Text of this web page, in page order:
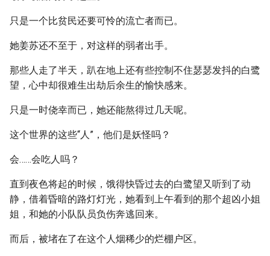
只是一个比贫民还要可怜的流亡者而已。
她姜苏还不至于，对这样的弱者出手。
那些人走了半天，趴在地上还有些控制不住瑟瑟发抖的白鹭
望，心中却很难生出劫后余生的愉快感来。
只是一时侥幸而已，她还能熬得过几天呢。
这个世界的这些“人”，他们是妖怪吗？
会……会吃人吗？
直到夜色将起的时候，饿得快昏过去的白鹭望又听到了动
静，借着昏暗的路灯灯光，她看到上午看到的那个超凶小姐
姐，和她的小队队员负伤奔逃回来。
而后，被堵在了在这个人烟稀少的烂棚户区。